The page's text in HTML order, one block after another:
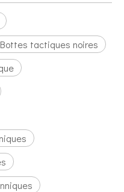
Bottes tactiques noires